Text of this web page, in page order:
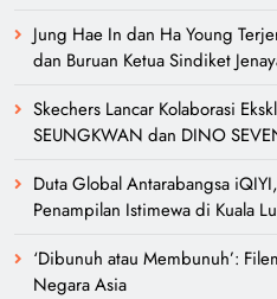
Jung Hae In dan Ha Young
dan Buruan Ketua Sindiket
Skechers Lancar Kolaborasi
SEUNGKWAN dan DINO
Duta Global Antarabangsa
Penampilan Istimewa di Kuala
‘Dibunuh atau Membunuh’:
Negara Asia